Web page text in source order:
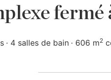
4 salles de bain 606 m2